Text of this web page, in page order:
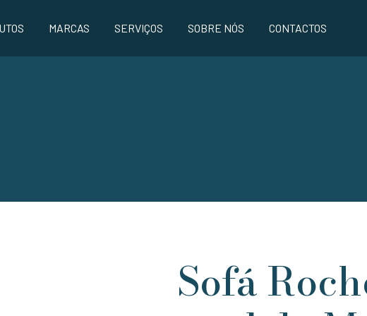
MARCAS SERVIÇOS SOBRE NÓS CONTACTOS
Sofá